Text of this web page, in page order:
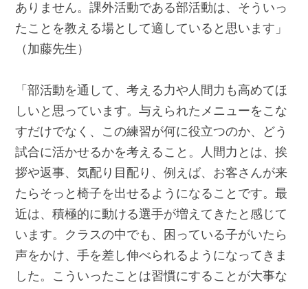
ありません。課外活動である部活動は、そういっ
たことを教える場として適していると思います」
（加藤先生）
「部活動を通して、考える力や人間力も高めてほ
しいと思っています。与えられたメニューをこな
すだけでなく、この練習が何に役立つのか、どう
試合に活かせるかを考えること。人間力とは、挨
拶や返事、気配り目配り、例えば、お客さんが来
たらそっと椅子を出せるようになることです。最
近は、積極的に動ける選手が増えてきたと感じて
います。クラスの中でも、困っている子がいたら
声をかけ、手を差し伸べられるようになってきま
した。こういったことは習慣にすることが大事な